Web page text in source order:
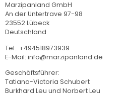
Marzipanland GmbH
An der Untertrave 97-98
23552 Lübeck
Deutschland
Tel.: +494518973939
E-Mail: info@marzipanland.de
Geschäftsführer:
Tatiana-Victoria Schubert
Burkhard Leu und Norbert Leu